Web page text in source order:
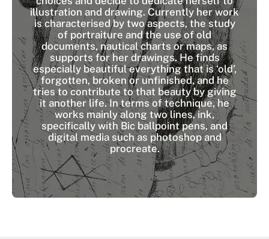
illustration and drawing. Currently her work
is characterised by two aspects, the study
of portraiture and the use of old
documents, nautical charts or maps, as
supports for her drawings. He finds
especially beautiful everything that is ‘old’,
forgotten, broken or unfinished, and he
tries to contribute to that beauty by giving
it another life. In terms of technique, he
works mainly along two lines, ink,
specifically with Bic ballpoint pens, and
digital media such as photoshop and
procreate.